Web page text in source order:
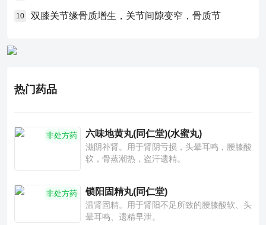
10 双膝关节缘骨质增生，关节间隙变窄，骨质节
热门药品
非处方药 六味地黄丸(同仁堂)(水蜜丸)
滋阴补肾。用于肾阴亏损，头晕耳鸣，腰膝酸
软，骨蒸潮热，盗汗遗精。
非处方药 锁阳固精丸(同仁堂)
温肾固精。用于肾阳不足所致的腰膝酸软、头
晕耳鸣、遗精早泄。